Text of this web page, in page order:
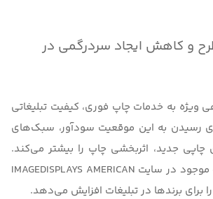
و کاهش ایجاد سردرگمی در
ویژه به خدمات چاپ فوری، کیفیت تبلیغاتی
رسیدن به این موقعیت سودآور، سبک‌های
جدید، اثربخشی چاپ را بیشتر می‌کند.
موجود در سایت IMAGEDISPLAYS AMERICAN
برای برندها در تبلیغات افزایش می‌دهد.